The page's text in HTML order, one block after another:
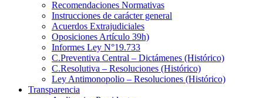
Recomendaciones Normativas
Instrucciones de carácter general
Acuerdos Extrajudiciales
Oposiciones Artículo 39h)
Informes Ley N°19.733
C.Preventiva Central – Dictámenes (Histórico)
C.Resolutiva – Resoluciones (Histórico)
Ley Antimonopolio – Resoluciones (Histórico)
Transparencia